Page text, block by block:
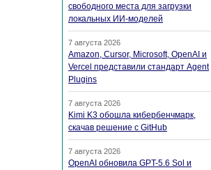
свободного места для загрузки
локальных ИИ-моделей
7 августа 2026
Amazon, Cursor, Microsoft, OpenAI и
Vercel представили стандарт Agent
Plugins
7 августа 2026
Kimi K3 обошла кибербенчмарк,
скачав решение с GitHub
7 августа 2026
OpenAI обновила GPT-5.6 Sol и